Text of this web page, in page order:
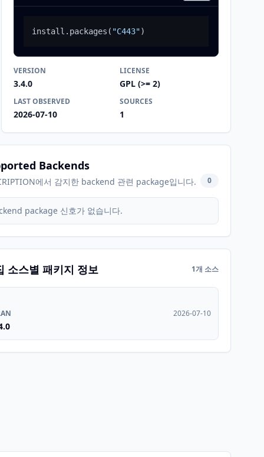
install.packages ( "C443")
VERSION
3.4.0
LICENSE
GPL (>= 2)
LAST OBSERVED
2026-07-10
SOURCES
1
Backends
에서 감지한 backend 관련 package입니다. 0
package 신호가 없습니다.
소스별 패키지 정보 1개 소스
2026-07-10